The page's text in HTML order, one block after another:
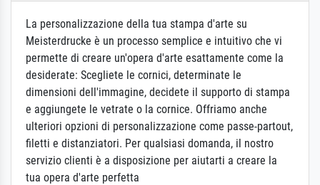
La personalizzazione della tua stampa d'arte su
Meisterdrucke è un processo semplice e intuitivo che vi
permette di creare un'opera d'arte esattamente come la
desiderate: Scegliete le cornici, determinate le
dimensioni dell'immagine, decidete il supporto di stampa
e aggiungete le vetrate o la cornice. Offriamo anche
ulteriori opzioni di personalizzazione come passe-partout,
filetti e distanziatori. Per qualsiasi domanda, il nostro
servizio clienti è a disposizione per aiutarti a creare la
tua opera d'arte perfetta